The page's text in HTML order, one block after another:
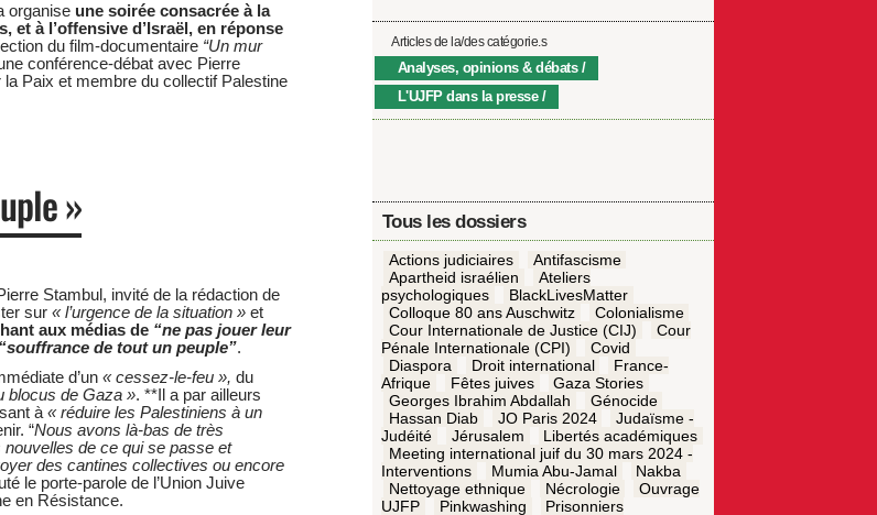
organise une soirée consacrée à la
à l’offensive d’Israël, en réponse
du film-documentaire “Un mur
conférence-débat avec Pierre
Paix et membre du collectif Palestine
»
Stambul, invité de la rédaction de
sur « l’urgence de la situation »et
aux médias de “ne pas jouer leur
“souffrance de tout un peuple”.
d’un « cessez-le-feu », du
blocus de Gaza ». **Il a par ailleurs
à « réduire les Palestiniens à un
“Nous avons là-bas de très
de ce qui se passe et
des cantines collectives ou encore
le porte-parole de l’Union Juive
en Résistance.
Articles de la/des catégorie.s
Analyses, opinions & débats
L'UJFP dans la presse
Tous les dossiers
Actions judiciaires
Antifascisme
Apartheid israélien
Ateliers
psychologiques
BlackLivesMatter
Colloque 80 ans Auschwitz
Colonialisme
Cour Internationale de Justice (CIJ)
Cour
Pénale Internationale (CPI)
Covid
Diaspora
Droit international
France-
Afrique
Fêtes juives
Gaza Stories
Georges Ibrahim Abdallah
Génocide
Hassan Diab
JO Paris 2024
Judaïsme -
Judéité
Jérusalem
Libertés académiques
Meeting international juif du 30 mars 2024 -
Interventions
Mumia Abu-Jamal
Nakba
Nettoyage ethnique
Nécrologie
Ouvrage
UJFP
Pinkwashing
Prisonniers